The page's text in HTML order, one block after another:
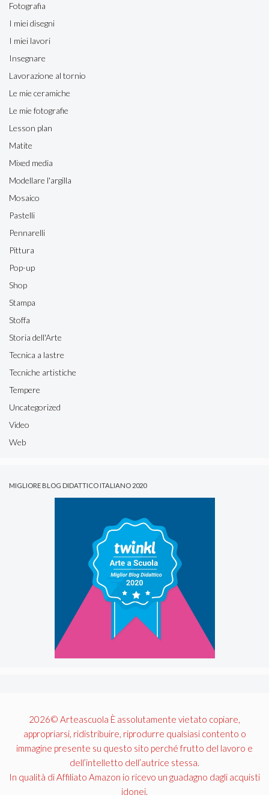
Fotografia
I miei disegni
I miei lavori
Insegnare
Lavorazione al tornio
Le mie ceramiche
Le mie fotografie
Lesson plan
Matite
Mixed media
Modellare l'argilla
Mosaico
Pastelli
Pennarelli
Pittura
Pop-up
Shop
Stampa
Stoffa
Storia dell'Arte
Tecnica a lastre
Tecniche artistiche
Tempere
Uncategorized
Video
Web
MIGLIORE BLOG DIDATTICO ITALIANO 2020
2026© Arteascuola È assolutamente vietato copiare,
appropriarsi, ridistribuire, riprodurre qualsiasi contento o
immagine presente su questo sito perché frutto del lavoro e
dell’intelletto dell’autrice stessa.
In qualità di Affiliato Amazon io ricevo un guadagno dagli acquisti
idonei.